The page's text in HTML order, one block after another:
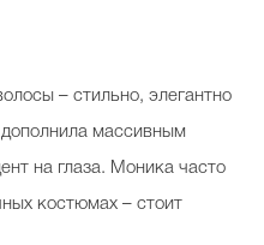
– стильно, элегантно
массивным
на глаза. Моника часто
костюмах – стоит